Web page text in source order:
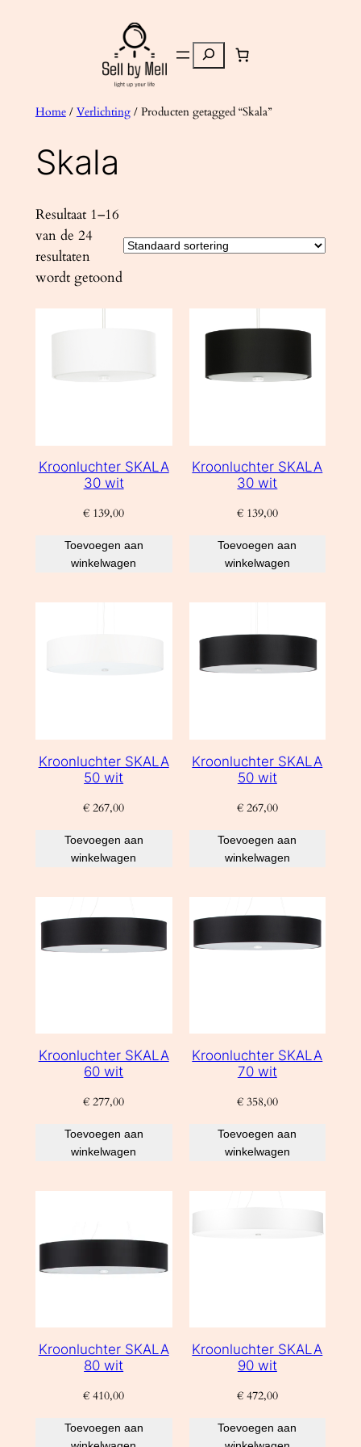
Zoeken
Home/ Verlichting/ Producten getagged “Skala”
Skala
Resultaat 1–16
van de 24
resultaten
wordt getoond
Kroonluchter SKALA
30 wit
€ 139,00
Toevoegen aan
winkelwagen
Kroonluchter SKALA
30 wit
€139,00
Toevoegen aan
winkelwagen
Kroonluchter SKALA
50 wit
€ 267,00
Toevoegen aan
winkelwagen
Kroonluchter SKALA
50 wit
€267,00
Toevoegen aan
winkelwagen
Kroonluchter SKALA
60 wit
€ 277,00
Toevoegen aan
winkelwagen
Kroonluchter SKALA
70 wit
€358,00
Toevoegen aan
winkelwagen
Kroonluchter SKALA
80 wit
€ 410,00
Toevoegen aan
Kroonluchter SKALA
90 wit
€472,00
Toevoegen aan